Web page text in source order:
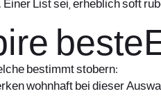
List sei, erheblich soft
bestimmt stobern:
wohnhaft bei dieser